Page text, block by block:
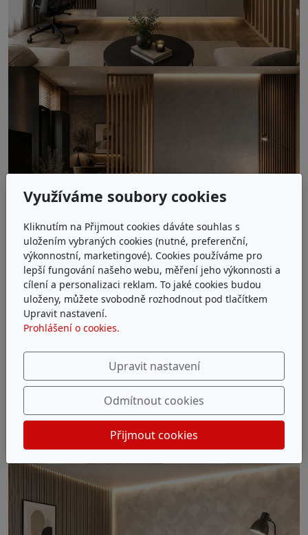
Využíváme soubory cookies
Kliknutím na Přijmout cookies dáváte souhlas s
uložením vybraných cookies (nutné, preferenční,
výkonnostní, marketingové). Cookies používáme pro
lepší fungování našeho webu, měření jeho výkonnosti a
cílení a personalizaci reklam. To jaké cookies budou
uloženy, můžete svobodně rozhodnout pod tlačítkem
Upravit nastavení.
Prohlášení o cookies.
Upravit nastavení
Odmítnout cookies
Přijmout cookies